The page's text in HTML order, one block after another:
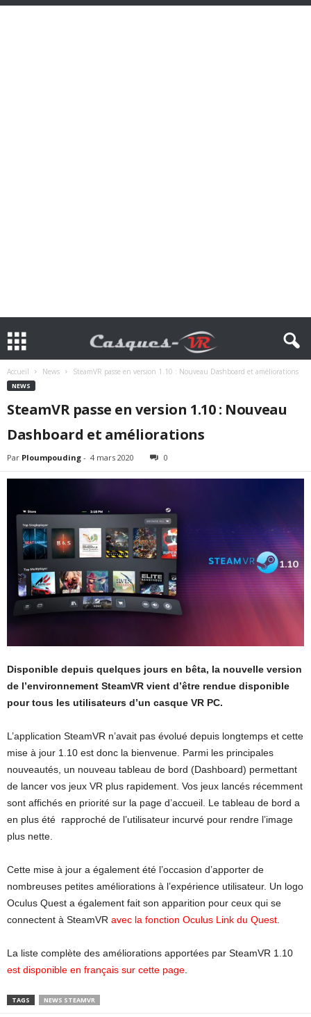
Accueil News SteamVR passe en version 1.10 : Nouveau Dashboard et améliorations
NEWS
SteamVR passe en version 1.10 : Nouveau
Dashboard et améliorations
Par Ploumpouding - 4 mars 2020 0
Disponible depuis quelques jours en bêta, la nouvelle version
de l’environnement SteamVR vient d’être rendue disponible
pour tous les utilisateurs d’un casque VR PC.
L’application SteamVR n’avait pas évolué depuis longtemps et cette
mise à jour 1.10 est donc la bienvenue. Parmi les principales
nouveautés, un nouveau tableau de bord (Dashboard) permettant
de lancer vos jeux VR plus rapidement. Vos jeux lancés récemment
sont affichés en priorité sur la page d’accueil. Le tableau de bord a
en plus été rapproché de l’utilisateur incurvé pour rendre l’image
plus nette.
Cette mise à jour a également été l’occasion d’apporter de
nombreuses petites améliorations à l’expérience utilisateur. Un logo
Oculus Quest a également fait son apparition pour ceux qui se
connectent à SteamVR avec la fonction Oculus Link du Quest
La liste complète des améliorations apportées par SteamVR 1.10
est disponible en français sur cette page
TAGS NEWS STEAMVR